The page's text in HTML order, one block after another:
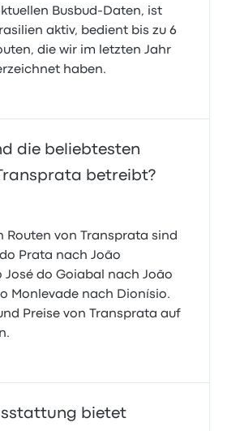
Busbud-Daten, ist
aktiv, bedient bis zu 6
die wir im letzten Jahr
haben.
die beliebtesten
betreibt?
Routen von Transprata sind
Prata nach João
José do Goiabal nach João
Monlevade nach Dionísio.
Preise von Transprata auf
bietet